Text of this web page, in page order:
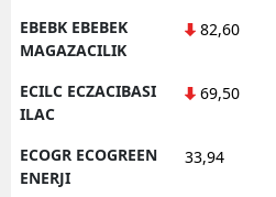
EBEBK EBEBEK
MAGAZACILIK
82,60
ECILC ECZACIBASI
ILAC
69,50
ECOGR ECOGREEN
ENERJI
33,94